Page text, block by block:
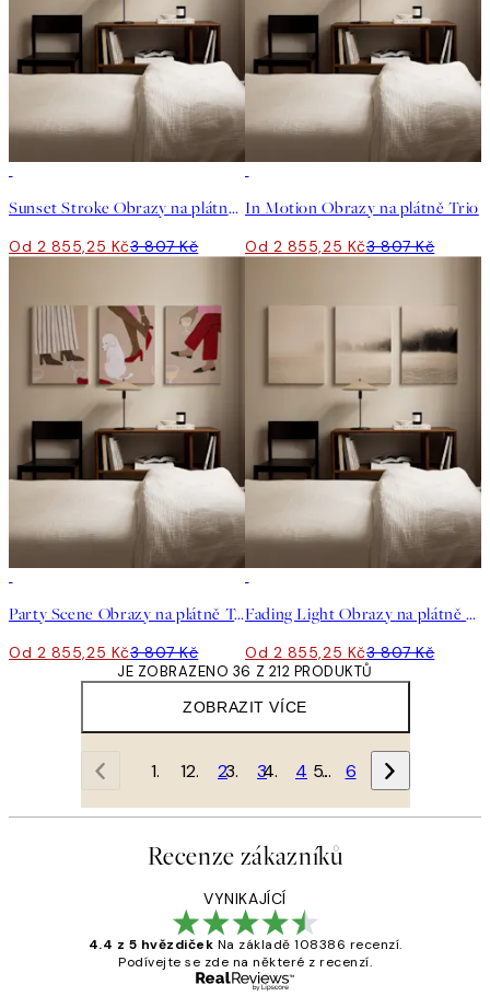
Sunset Stroke Obrazy na plátně Trio
Od 2 855,25 Kč3 807 Kč
In Motion Obrazy na plátně Trio
Od 2 855,25 Kč3 807 Kč
Party Scene Obrazy na plátně Trio
Od 2 855,25 Kč3 807 Kč
Fading Light Obrazy na plátně Trio
Od 2 855,25 Kč3 807 Kč
ZOBRAZIT VÍCE
JE ZOBRAZENO 36 Z 212 PRODUKTŮ
1 2 3 4 … 6
Recenze zákazníků
VYNIKAJÍCÍ
4.4 z 5 hvězdiček Na základě 108386 recenzí.
Podívejte se zde na některé z recenzí.